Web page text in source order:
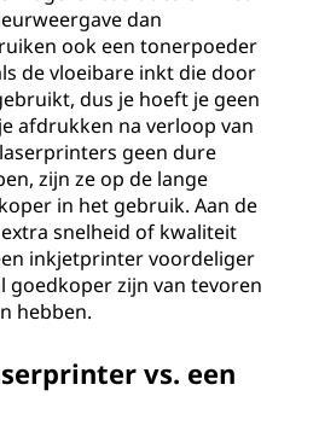
dan
ook een tonerpoeder
de vloeibare inkt die door
dus je hoeft je geen
afdrukken na verloop van
geen dure
zijn ze op de lange
in het gebruik. Aan de
snelheid of kwaliteit
inkjetprinter voordeliger
goedkoper zijn van tevoren
hebben.
vs. een